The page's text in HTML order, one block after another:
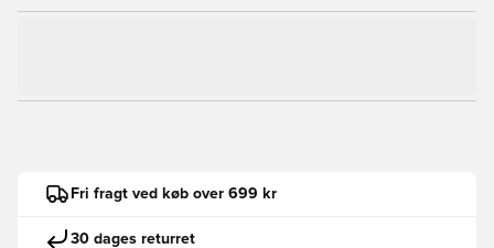
Fri fragt ved køb over 699 kr
30 dages returret